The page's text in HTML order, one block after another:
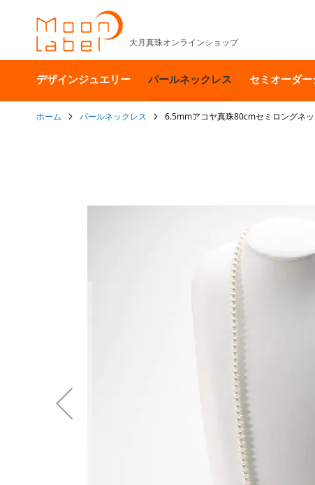
大月真珠オンラインショップ
デザインジュエリー パールネックレス セミオーダ
ホーム パールネックレス 6.5mmアコヤ真珠80cmセミロングネ